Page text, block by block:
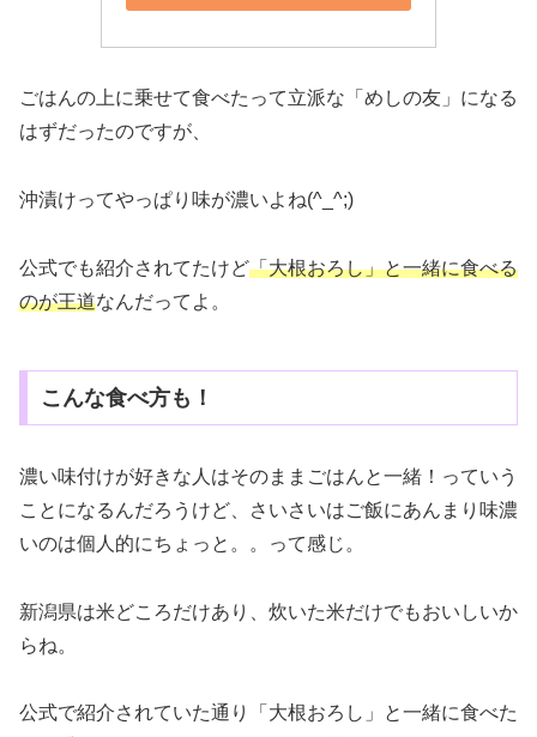
ごはんの上に乗せて食べたって立派な「めしの友」になる
はずだったのですが、
沖漬けってやっぱり味が濃いよね(^_^;)
公式でも紹介されてたけど「大根おろし」と一緒に食べる
のが王道なんだってよ。
こんな食べ方も！
濃い味付けが好きな人はそのままごはんと一緒！っていう
ことになるんだろうけど、さいさいはご飯にあんまり味濃
いのは個人的にちょっと。。って感じ。
新潟県は米どころだけあり、炊いた米だけでもおいしいか
らね。
公式で紹介されていた通り「大根おろし」と一緒に食べた